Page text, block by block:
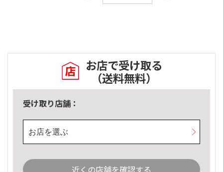
お店で受け取る
（送料無料）
受け取り店舗：
お店を選ぶ